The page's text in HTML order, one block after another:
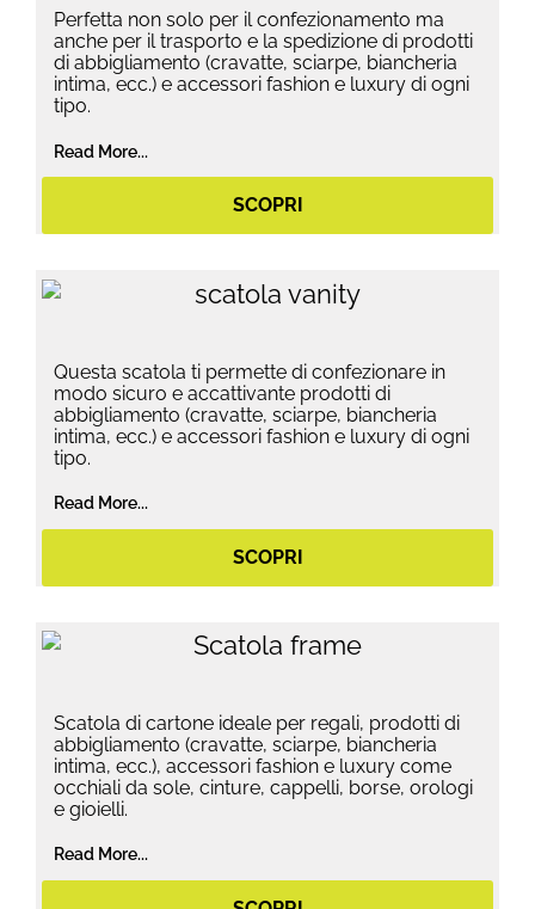
Perfetta non solo per il confezionamento ma
anche per il trasporto e la spedizione di prodotti
di abbigliamento (cravatte, sciarpe, biancheria
intima, ecc.) e accessori fashion e luxury di ogni
tipo.
Read More...
SCOPRI
Questa scatola ti permette di confezionare in
modo sicuro e accattivante prodotti di
abbigliamento (cravatte, sciarpe, biancheria
intima, ecc.) e accessori fashion e luxury di ogni
tipo.
Read More...
SCOPRI
Scatola di cartone ideale per regali, prodotti di
abbigliamento (cravatte, sciarpe, biancheria
intima, ecc.), accessori fashion e luxury come
occhiali da sole, cinture, cappelli, borse, orologi
e gioielli.
Read More...